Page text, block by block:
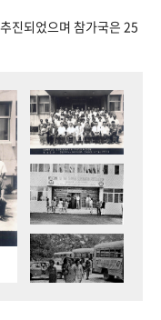
진되었으며 참가국은 25